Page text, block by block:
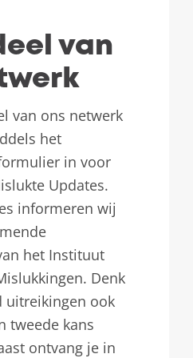
van
van ons netwerk
het
in voor
Updates.
informeren wij
het Instituut
Denk
uitreikingen ook
tweede kans
ontvang je in